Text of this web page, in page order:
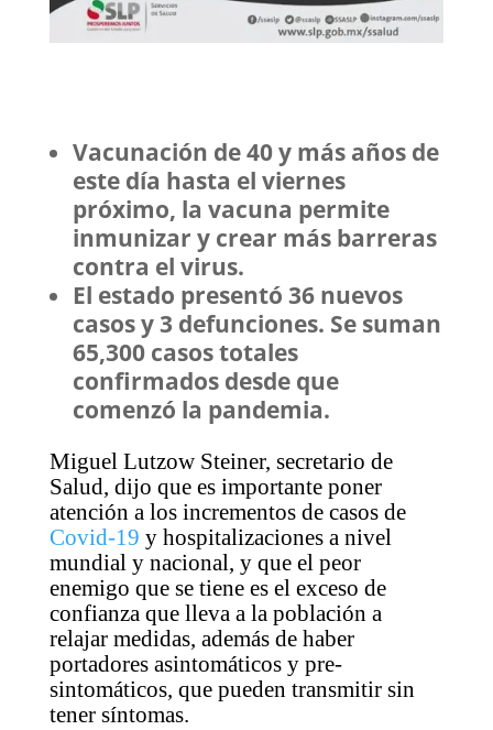
Vacunación de 40 y más años de
este día hasta el viernes
próximo, la vacuna permite
inmunizar y crear más barreras
contra el virus.
El estado presentó 36 nuevos
casos y 3 defunciones. Se suman
65,300 casos totales
confirmados desde que
comenzó la pandemia.
Miguel Lutzow Steiner, secretario de
Salud, dijo que es importante poner
atención a los incrementos de casos de
Covid-19 y hospitalizaciones a nivel
mundial y nacional, y que el peor
enemigo que se tiene es el exceso de
confianza que lleva a la población a
relajar medidas, además de haber
portadores asintomáticos y pre-
sintomáticos, que pueden transmitir sin
tener síntomas.